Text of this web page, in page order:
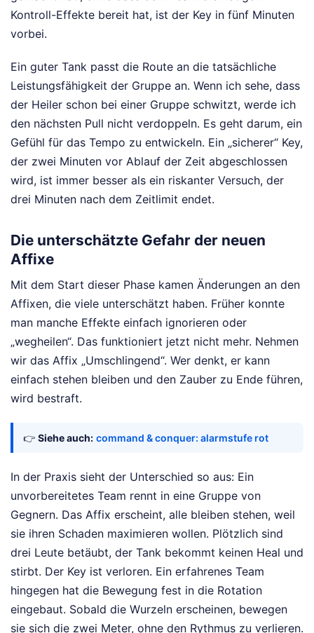
Kontroll-Effekte bereit hat, ist der Key in fünf Minuten
vorbei.
Ein guter Tank passt die Route an die tatsächliche
Leistungsfähigkeit der Gruppe an. Wenn ich sehe, dass
der Heiler schon bei einer Gruppe schwitzt, werde ich
den nächsten Pull nicht verdoppeln. Es geht darum, ein
Gefühl für das Tempo zu entwickeln. Ein „sicherer“ Key,
der zwei Minuten vor Ablauf der Zeit abgeschlossen
wird, ist immer besser als ein riskanter Versuch, der
drei Minuten nach dem Zeitlimit endet.
Die unterschätzte Gefahr der neuen
Affixe
Mit dem Start dieser Phase kamen Änderungen an den
Affixen, die viele unterschätzt haben. Früher konnte
man manche Effekte einfach ignorieren oder
„wegheilen“. Das funktioniert jetzt nicht mehr. Nehmen
wir das Affix „Umschlingend“. Wer denkt, er kann
einfach stehen bleiben und den Zauber zu Ende führen,
wird bestraft.
👉 Siehe auch: command & conquer: alarmstufe rot
In der Praxis sieht der Unterschied so aus: Ein
unvorbereitetes Team rennt in eine Gruppe von
Gegnern. Das Affix erscheint, alle bleiben stehen, weil
sie ihren Schaden maximieren wollen. Plötzlich sind
drei Leute betäubt, der Tank bekommt keinen Heal und
stirbt. Der Key ist verloren. Ein erfahrenes Team
hingegen hat die Bewegung fest in die Rotation
eingebaut. Sobald die Wurzeln erscheinen, bewegen
sie sich die zwei Meter, ohne den Rythmus zu verlieren.